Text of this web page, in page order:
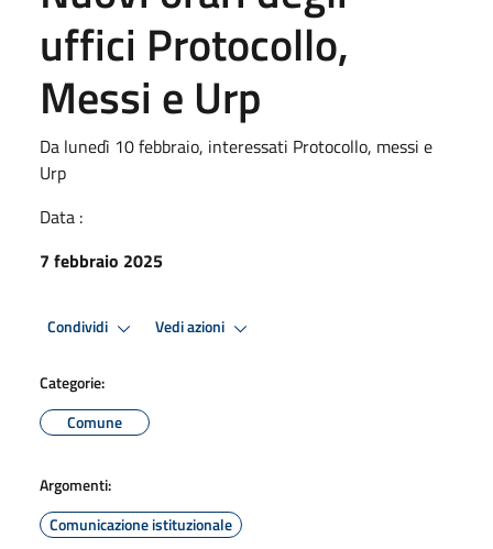
uffici Protocollo,
Messi e Urp
Da lunedì 10 febbraio, interessati Protocollo, messi e
Urp
Data :
7 febbraio 2025
Condividi Vedi azioni
Categorie:
Comune
Argomenti:
Comunicazione istituzionale